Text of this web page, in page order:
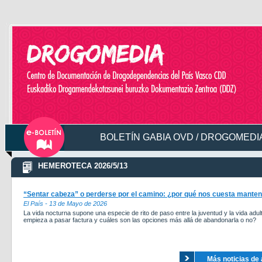
BOLETÍN GABIA OVD /
HEMEROTECA 2026/5/13
“Sentar cabeza” o perderse por el camino: ¿por qué nos cuesta
El País - 13 de Mayo de 2026
La vida nocturna supone una especie de rito de paso entre la juventud y la vida
empieza a pasar factura y cuáles son las opciones más allá de abandonarla o no?
Más noticias